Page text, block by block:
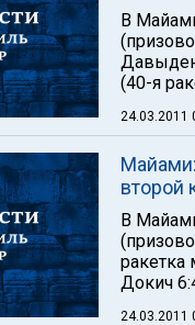
В
(40-я
24.03.2011
второй
В
ракетка
Докич
24.03.2011